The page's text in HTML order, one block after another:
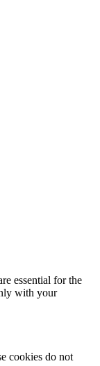
essential for the
with your
cookies do not